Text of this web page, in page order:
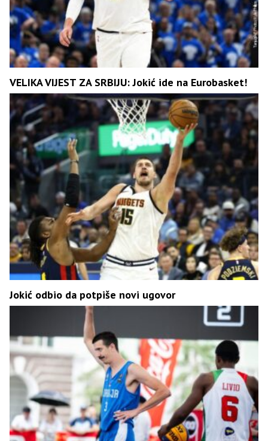
VELIKA VIJEST ZA SRBIJU: Jokić ide na Eurobasket!
Јokić odbio da potpiše novi ugovor